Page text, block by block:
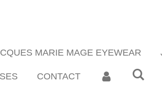
MARIE MAGE EYEWEAR
CONTACT